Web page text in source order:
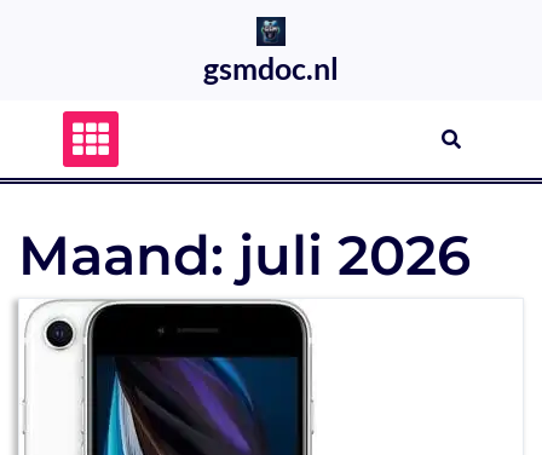
gsmdoc.nl
Maand: juli 2026